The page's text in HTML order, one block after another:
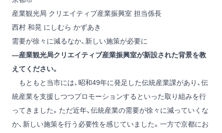
産業観光局 クリエイティブ産業振興室 担当係長
西村 和晃 にしむら かずあき
需要が徐々に減るなか、新しい施策が必要に
―産業観光局クリエイティブ産業振興室が新設された背景を教
えてください。
もともと当市には、昭和49年に発足した伝統産業課があり、伝
統産業を支援しつつプロモーションするといった取り組みを行
ってきました。ただ近年、伝統産業の需要が徐々に減っていくな
か、新しい施策を行う必要性を感じていました。一方で京都にお